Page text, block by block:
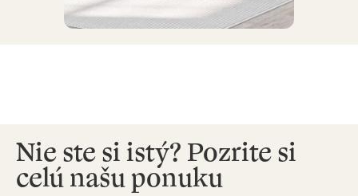
Nie ste si istý? Pozrite si
celú našu ponuku